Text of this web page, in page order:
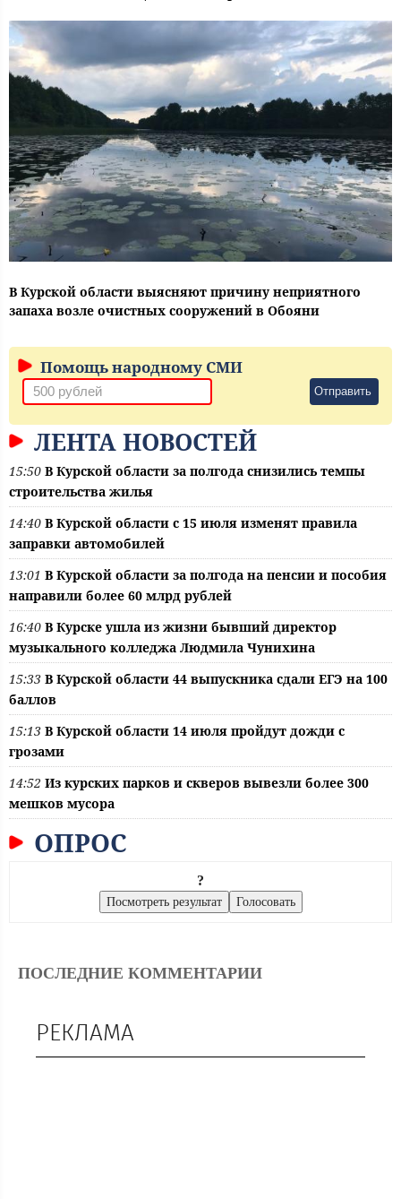
В Курской области выясняют причину неприятного
запаха возле очистных сооружений в Обояни
Помощь народному СМИ
Отправить
ЛЕНТА НОВОСТЕЙ
15:50 В Курской области за полгода снизились темпы
строительства жилья
14:40 В Курской области с 15 июля изменят правила
заправки автомобилей
13:01 В Курской области за полгода на пенсии и пособия
направили более 60 млрд рублей
16:40 В Курске ушла из жизни бывший директор
музыкального колледжа Людмила Чунихина
15:33 В Курской области 44 выпускника сдали ЕГЭ на 100
баллов
15:13 В Курской области 14 июля пройдут дожди с
грозами
14:52 Из курских парков и скверов вывезли более 300
мешков мусора
ОПРОС
?
ПОСЛЕДНИЕ КОММЕНТАРИИ
РЕКЛАМА